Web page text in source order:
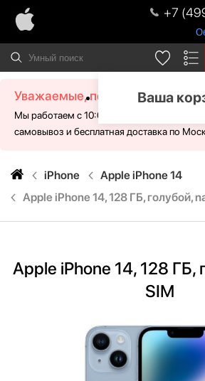
+7
Ваша
Уважаемые, посетители!
Мы работаем с 10:00 - 21:00 без
самовывоз и бесплатная доставка по
iPhone
Apple iPhone 14
Apple iPhone 14, 128 ГБ, голубой,
Apple iPhone 14, 128 ГБ,
SIM